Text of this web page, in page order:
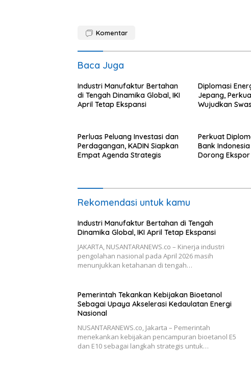
Komentar
Baca Juga
Industri Manufaktur Bertahan
di Tengah Dinamika Global, IKI
April Tetap Ekspansi
Diplomasi
Jepang,
Wujudkan
Perluas Peluang Investasi dan
Perdagangan, KADIN Siapkan
Empat Agenda Strategis
Perkuat
Bank
Dorong
Rekomendasi untuk kamu
Industri Manufaktur Bertahan di Tengah
Dinamika Global, IKI April Tetap Ekspansi
JAKARTA, NUSANTARANEWS.co – Kinerja industri
pengolahan nasional pada April 2026 masih
menunjukkan ketahanan di tengah…
Pemerintah Tekankan Kebijakan Bioetanol
Sebagai Upaya Akselerasi Kedaulatan Energi
Nasional
NUSANTARANEWS.co, Jakarta – Pemerintah
menekankan kebijakan pencampuran bioetanol E5
dan E10 sebagai langkah strategis untuk…